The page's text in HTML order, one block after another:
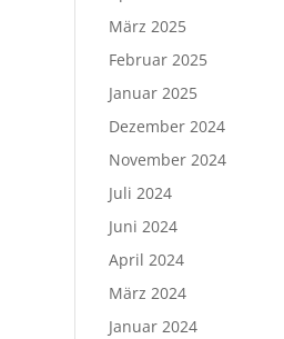
März 2025
Februar 2025
Januar 2025
Dezember 2024
November 2024
Juli 2024
Juni 2024
April 2024
März 2024
Januar 2024